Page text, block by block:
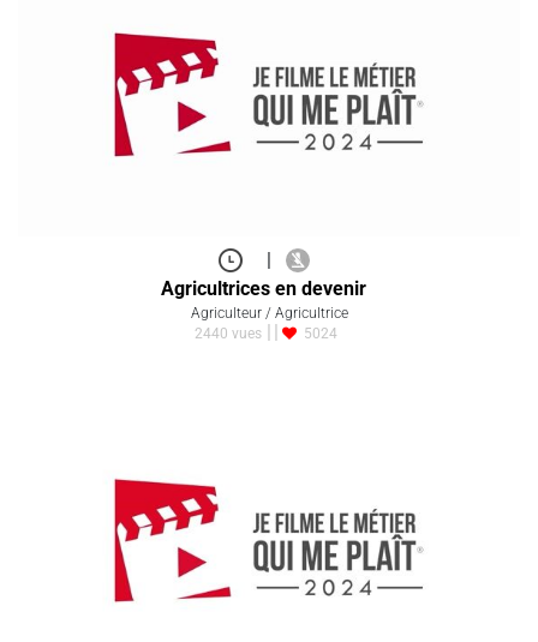
|
Agricultrices en devenir
Agriculteur / Agricultrice
2440 vues
5024